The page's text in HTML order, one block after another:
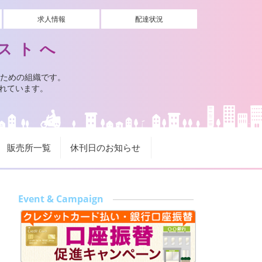
求人情報 配達状況
トへ
めの組織です。
います。
販売所一覧 休刊日のお知らせ
Event & Campaign